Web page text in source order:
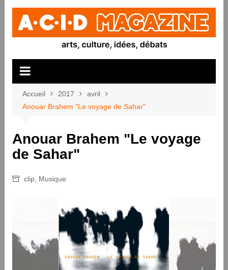
Aller
contenu
Accueil 2017
avril
Anouar Brahem "Le voyage de Sahar"
Anouar Brahem "Le voyage
de Sahar"
clip, Musique